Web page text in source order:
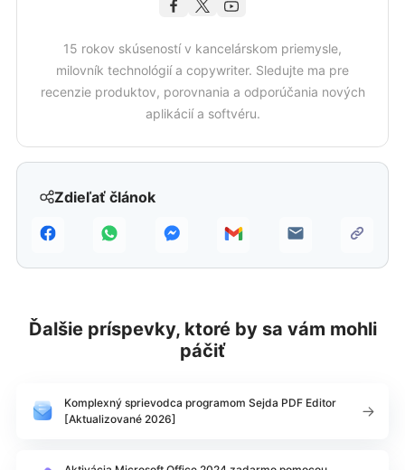
Zdieľať článok
15 rokov skúseností v kancelárskom priemysle,
milovník technológií a copywriter. Sledujte ma pre
recenzie produktov, porovnania a odporúčania nových
aplikácií a softvéru.
Ďalšie príspevky, ktoré by sa vám mohli
páčiť
Komplexný sprievodca programom Sejda PDF Editor
[Aktualizované 2026]